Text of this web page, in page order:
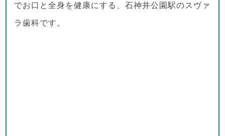
でお口と全身を健康にする、石神井公園駅のスヴァ
ラ歯科です。